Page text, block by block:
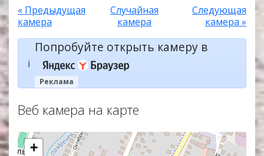
« Предыдущая
камера
Случайная
камера
Следующая
камера »
ℹ️
Попробуйте открыть камеру в
Реклама
Веб камера на карте
+